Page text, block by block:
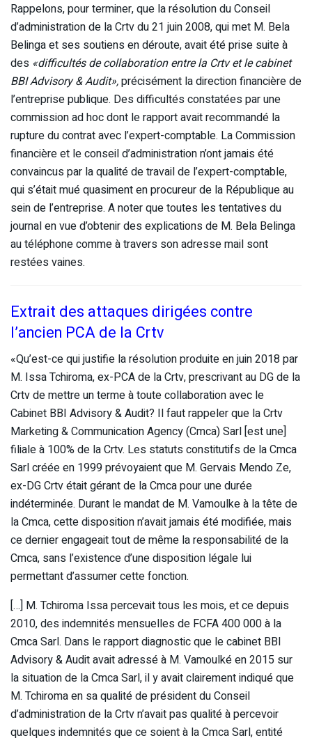
Rappelons, pour terminer, que la résolution du Conseil
d’administration de la Crtv du 21 juin 2008, qui met M. Bela
Belinga et ses soutiens en déroute, avait été prise suite à
des «difficultés de collaboration entre la Crtv et le cabinet
BBI Advisory & Audit»,précisément la direction financière de
l’entreprise publique. Des difficultés constatées par une
commission ad hoc dont le rapport avait recommandé la
rupture du contrat avec l’expert-comptable. La Commission
financière et le conseil d’administration n’ont jamais été
convaincus par la qualité de travail de l’expert-comptable,
qui s’était mué quasiment en procureur de la République au
sein de l’entreprise. A noter que toutes les tentatives du
journal en vue d’obtenir des explications de M. Bela Belinga
au téléphone comme à travers son adresse mail sont
restées vaines.
Extrait des attaques dirigées contre
l’ancien PCA de la Crtv
«Qu’est-ce qui justifie la résolution produite en juin 2018 par
M. Issa Tchiroma, ex-PCA de la Crtv, prescrivant au DG de la
Crtv de mettre un terme à toute collaboration avec le
Cabinet BBI Advisory & Audit? Il faut rappeler que la Crtv
Marketing & Communication Agency (Cmca) Sarl [est une]
filiale à 100% de la Crtv. Les statuts constitutifs de la Cmca
Sarl créée en 1999 prévoyaient que M. Gervais Mendo Ze,
ex-DG Crtv était gérant de la Cmca pour une durée
indéterminée. Durant le mandat de M. Vamoulke à la tête de
la Cmca, cette disposition n’avait jamais été modifiée, mais
ce dernier engageait tout de même la responsabilité de la
Cmca, sans l’existence d’une disposition légale lui
permettant d’assumer cette fonction.
[…] M. Tchiroma Issa percevait tous les mois, et ce depuis
2010, des indemnités mensuelles de FCFA 400 000 à la
Cmca Sarl. Dans le rapport diagnostic que le cabinet BBI
Advisory & Audit avait adressé à M. Vamoulké en 2015 sur
la situation de la Cmca Sarl, il y avait clairement indiqué que
M. Tchiroma en sa qualité de président du Conseil
d’administration de la Crtv n’avait pas qualité à percevoir
quelques indemnités que ce soient à la Cmca Sarl, entité